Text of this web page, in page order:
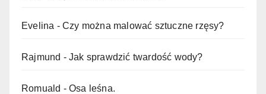
Evelina -Czy można malować sztuczne rzęsy?
Rajmund -Jak sprawdzić twardość wody?
Romuald -Osa leśna.